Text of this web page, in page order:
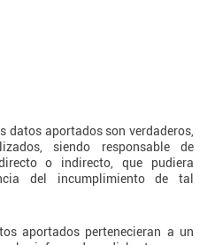
datos aportados son verdaderos,
siendo responsable de
o indirecto, que pudiera
del incumplimiento de tal
aportados pertenecieran a un